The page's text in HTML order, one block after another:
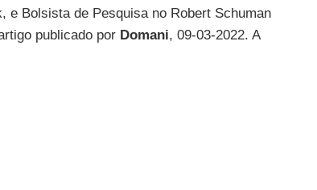
e Bolsista de Pesquisa no Robert Schuman
publicado por Domani, 09-03-2022. A